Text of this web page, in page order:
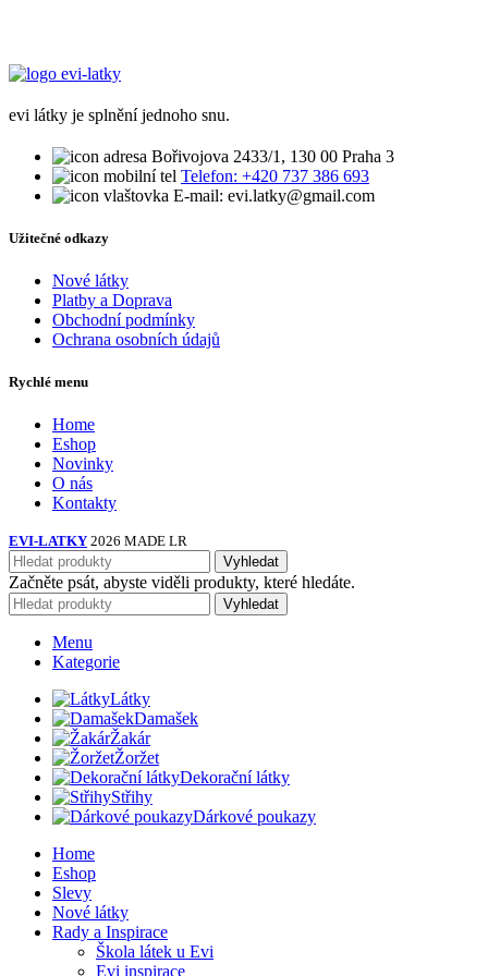
evi látky je splnění jednoho snu.
Bořivojova 2433/1, 130 00 Praha 3
Telefon: +420 737 386 693
E-mail: evi.latky@gmail.com
Užitečné odkazy
Nové látky
Platby a Doprava
Obchodní podmínky
Ochrana osobních údajů
Rychlé menu
Home
Eshop
Novinky
O nás
Kontakty
EVI-LATKY 2026 MADE LR
Vyhledat
Začněte psát, abyste viděli produkty, které hledáte.
Vyhledat
Menu
Kategorie
Látky
Damašek
Žakár
Žoržet
Dekorační látky
Střihy
Dárkové poukazy
Home
Eshop
Slevy
Nové látky
Rady a Inspirace
Škola látek u Evi
Evi inspirace